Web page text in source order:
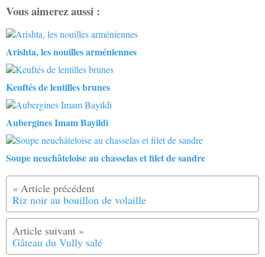
Vous aimerez aussi :
Arishta, les nouilles arméniennes
Keuftés de lentilles brunes
Aubergines Imam Bayildi
Soupe neuchâteloise au chasselas et filet de sandre
Riz noir au bouillon de volaille
Gâteau du Vully salé